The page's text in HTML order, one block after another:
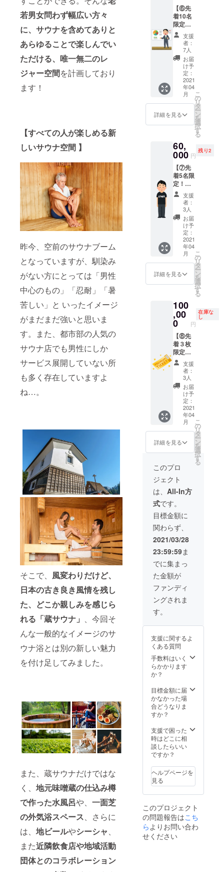
若男女問わず幅広い方々
に、サウナを含めてありと
あらゆることで楽しんでい
ただける、唯一無二のレ
ジャー空間を計画しており
ます！
【すべての人が楽しめる新
しいサウナ空間 】
昨今、空前のサウナブーム
となっていますが、馴染み
がない方にとっては「男性
中心のもの」「忍耐」「暑
苦しい」と いったイメージ
がまだまだ強いと思いま
す。また、都市部の人気の
サウナ店でも男性にしか
サービス展開していない所
も多く存在していますよ
ね…。
そこで、 風変わりだけど、
日本の古き良き風情を残し
た、どこか親しみを感じら
れる「蔵サウナ」 、今回そ
んな一般的なイメージのサ
ウナ浴とは別の新しい魅力
を付け足してみました。
また、蔵サウナだけではな
く、 地元味噌蔵の仕込み樽
で作った水風呂や、 一面芝
の外気浴スペース、さらに
は、 地ビールやシーシャ、
また近隣飲食店や地域活動
団体とのコラボレーション
です。
※完全予
約制と
なりま
すの
で、事
前に予
約が必
要で
す。 ※
予約方
法につ
いて
メール
および
内いた
しま
す。 ※
各セッ
ション
定員12
名とな
ります
のでご
注意く
ださ
い。
につき
同時に
２名以
上の予
約が必
要で
す。つ
きまし
ては、2
名以上
で当プ
ランを
ご予約
き、同
時にお
方も１
人１枚
ずつ当
チケッ
トをご
持参く
ださ
い。 ※
貸切利
用可能
日（主
に土日
祝日）
のみ使
用可能
※完全予
約制と
で、事
前に予
約が必
要で
す。 ※
予約方
法につ
いて
は、
メール
および
郵送に
てご案
内いた
しま
す。 ※
ション
定員12
ります
のでご
注意く
ださ
い。
にテン
トサウ
ナを設
置させ
ていた
だき、
そちら
もご利
用いた
だける
プラン
です。
・サウ
ナ貸切
券 ・サ
ナチ
ケット
※有効期
限：２
０２１
年４
月〜２
０２２
年４月
※１枚に
つき１
名様１
セッ
ション
限り有
す。 ※
１セッ
同時に
２名以
上の予
約が必
要で
す。つ
きまし
ては、
２名以
上で当
プラン
をご予
約いた
だき、
同時に
お越し
く方も
１人１
当チ
ケット
をご持
参くだ
※貸切利
用可能
日（主
に土日
祝日）
のみ使
用可能
です。
※完全予
約制と
なりま
すの
で、事
要で
す。 ※
予約方
法につ
いて
は、
郵送に
てご案
内いた
各セッ
ション3
名以上
の予約
なので
くださ
い。 ※
各セッ
ション
定員12
名とな
ります
とのコ
ラボ
レー
ション
サウナ
飯1食
(日替わ
り)」が
付き、
さら
に、な
んと私
どもで
結城市
しま
す！ 結
城の街
並み紹
介、味
噌蔵/工
場見
学、町
のグル
メ巡り
など、
結城の
魅力を
お伝え
いたし
ます！
（高級
着ての
街の散
策など
もでき
るよう
にする
予定で
す） ・
サウナ
貸切券
・サウ
ナ飯 ・
結城観
光案内
チケッ
効期
限：２
月〜２
年４月
※１枚に
つき１
名様１
セッ
ション
限り有
効で
１セッ
ション
につき
同時に
２名以
上の予
約が必
きまし
ては、
２名以
上で当
プラン
をご予
同時に
お越し
いただ
枚ずつ
当チ
ケット
をご持
さい。
※本プラ
ンにつ
いて
セッ
ション
につき
定員5名
【⑥先
着10名
限定！
食事付
きサウ
ナ貸切
＆蔵サ
ウナ講
義受講
チケッ
ト（1
枚）】
サウナ
を貸切
で利用
でき、
「地元
結城市
の名店
とのコ
ラボ
レー
ション
サウナ
飯1食
(日替わ
り)」が
付き、
さらに
今回の
プロ
ジェク
トにて
築方法
を、余
すこと
なく伝
授す
る、座
学講義
のセッ
トと
なった
プラン
です。
基本的
なサウ
ナの構
造解説
に加
え、建
いた蔵
サウナ
理論を
展開。
もはや
誰が興
味あん
ねん！
という
レベル
の内容
です
が、超
サウナ
マニア
のあな
たや、
将来蔵
ウナを
造りた
い方の
ために
ご用意
しまし
貸切券
・サウ
ナ飯 ・
受講チ
ケット
※有効期
限：２
年４
月〜２
０２２
年４月
つき１
名様１
セッ
ション
限り有
支援
者：
7人
お届
け予
定：
2021
年04
月
詳細を見る
こ
の
リ
タ
ー
ン
を
選
択
す
る
60,
000 円
残り2
【⑦先
着5名限
定！一
日ス
タッフ
体験チ
ケット
枚）】
タイト
ルの通
り、一
日限定
で当サ
ウナの
スタッ
を体験
してい
ただき
ます。
薪割り
から始
まり、
準備や
火起こ
し、た
まにサ
ボって
スペ
シャル
サウナ
飯をお
なか一
杯食
べ、そ
して業
務終了
後には
当サウ
ナを独
占利用
してい
ただ
き、こ
ころゆ
くまで
とと
のって
いただ
きま
す。 も
ちろ
ん、弊
社ス
バック
のもと
行って
いただ
きます
ので、
て業務
遂行が
可能で
す。ま
今問題
視され
ている
ブラッ
ではご
ざいま
せんの
で、
ライフ
バラン
スを考
慮した
業務内
支援
者：
3人
お届
け予
定：
2021
年04
月
詳細を見る
こ
の
リ
タ
ー
ン
を
選
択
す
る
100
,00
0 円
在庫な
し
【⑧先
着３枚
限定！
オール
インワ
ンプレ
ミアム
チケッ
ト（１
枚）】
サウナ
貸切、
地元結
城市の
名店と
のコラ
ボレー
ション
サウナ
飯1食
(日替わ
り)、
シー
シャ
サービ
ス、テ
ントサ
ウナ
サービ
ス、結
城観光
案内、
蔵サウ
ナ講
タッフ
コワー
キング
スペー
ス利用
券（１
分）、
を盛り
込ん
だ、当
のすべ
て（あ
るいは
それ以
味わえ
る究極
のプラ
ンで
はや、
このチ
ケット
にて支
援する
支援
者：
3人
お届
け予
定：
2021
年04
月
詳細を見る
こ
の
リ
タ
ー
ン
を
選
択
す
る
このプロ
ジェクト
は、 All-In方
式です。
目標金額に
関わらず、
2021/03/28
23:59:59ま
でに集まっ
た金額が
ファンディ
ングされま
す。
支援に関するよ
くある質問
手数料はいく
らかかります
か？
目標金額に届
かなかった場
合どうなりま
すか？
支援で困った
時はどこに相
談したらいい
ですか？
ヘルプページを
見る
このプロジェクト
の問題報告はこち
らよりお問い合わ
せください